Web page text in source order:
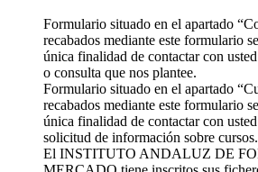
Formulario situado en el apartado
recabados mediante este formulario
única finalidad de contactar con
o consulta que nos plantee.
Formulario situado en el apartado
recabados mediante este formulario
única finalidad de contactar con
solicitud de información sobre cursos.
El INSTITUTO ANDALUZ DE